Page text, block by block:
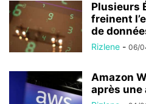
Plusieurs
freinent
de
Rizlene - 06/
Amazon
après une